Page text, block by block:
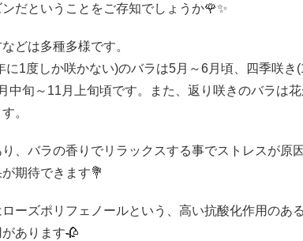
だということをご存知でしょうか🌹✨️
どは多種多様です。
1度しか咲かない)のバラは5月～6月頃、四季咲き
中旬～11月上旬頃です。また、返り咲きのバラは
。
、バラの香りでリラックスする事でストレスが原因
期待できます💐
ーズポリフェノールという、高い抗酸化作用のある
あります🥀